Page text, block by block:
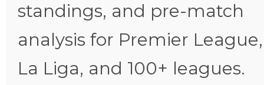
standings, and pre-match
analysis for Premier League,
La Liga, and 100+ leagues.